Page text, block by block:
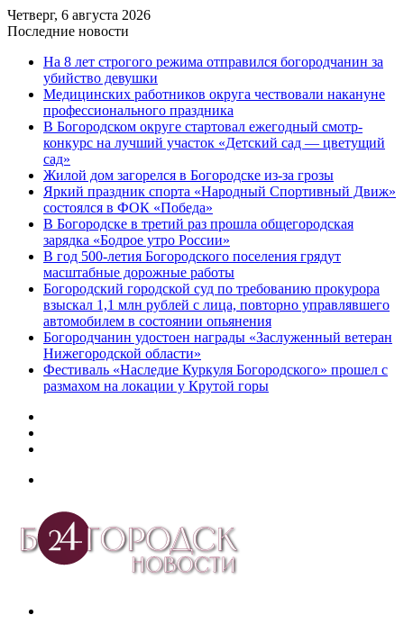
Четверг, 6 августа 2026
Последние новости
На 8 лет строгого режима отправился богородчанин за
убийство девушки
Медицинских работников округа чествовали накануне
профессионального праздника
В Богородском округе стартовал ежегодный смотр-
конкурс на лучший участок «Детский сад — цветущий
сад»
Жилой дом загорелся в Богородске из-за грозы
Яркий праздник спорта «Народный Спортивный Движ»
состоялся в ФОК «Победа»
В Богородске в третий раз прошла общегородская
зарядка «Бодрое утро России»
В год 500-летия Богородского поселения грядут
масштабные дорожные работы
️Богородский городской суд по требованию прокурора
взыскал 1,1 млн рублей с лица, повторно управлявшего
автомобилем в состоянии опьянения
Богородчанин удостоен награды «Заслуженный ветеран
Нижегородской области»
Фестиваль «Наследие Куркуля Богородского» прошел с
размахом на локации у Крутой горы